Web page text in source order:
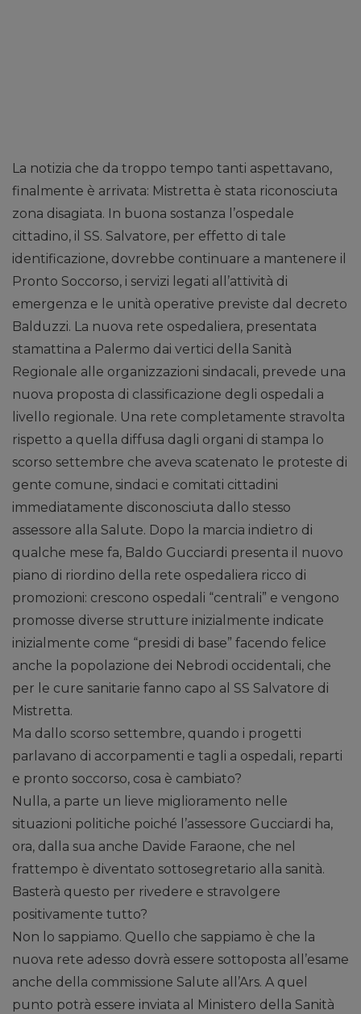
La notizia che da troppo tempo tanti aspettavano,
finalmente è arrivata: Mistretta è stata riconosciuta
zona disagiata. In buona sostanza l’ospedale
cittadino, il SS. Salvatore, per effetto di tale
identificazione, dovrebbe continuare a mantenere il
Pronto Soccorso, i servizi legati all’attività di
emergenza e le unità operative previste dal decreto
Balduzzi. La nuova rete ospedaliera, presentata
stamattina a Palermo dai vertici della Sanità
Regionale alle organizzazioni sindacali, prevede una
nuova proposta di classificazione degli ospedali a
livello regionale. Una rete completamente stravolta
rispetto a quella diffusa dagli organi di stampa lo
scorso settembre che aveva scatenato le proteste di
gente comune, sindaci e comitati cittadini
immediatamente disconosciuta dallo stesso
assessore alla Salute. Dopo la marcia indietro di
qualche mese fa, Baldo Gucciardi presenta il nuovo
piano di riordino della rete ospedaliera ricco di
promozioni: crescono ospedali “centrali” e vengono
promosse diverse strutture inizialmente indicate
inizialmente come “presidi di base” facendo felice
anche la popolazione dei Nebrodi occidentali, che
per le cure sanitarie fanno capo al SS Salvatore di
Mistretta.
Ma dallo scorso settembre, quando i progetti
parlavano di accorpamenti e tagli a ospedali, reparti
e pronto soccorso, cosa è cambiato?
Nulla, a parte un lieve miglioramento nelle
situazioni politiche poiché l’assessore Gucciardi ha,
ora, dalla sua anche Davide Faraone, che nel
frattempo è diventato sottosegretario alla sanità.
Basterà questo per rivedere e stravolgere
positivamente tutto?
Non lo sappiamo. Quello che sappiamo è che la
nuova rete adesso dovrà essere sottoposta all’esame
anche della commissione Salute all’Ars. A quel
punto potrà essere inviata al Ministero della Sanità